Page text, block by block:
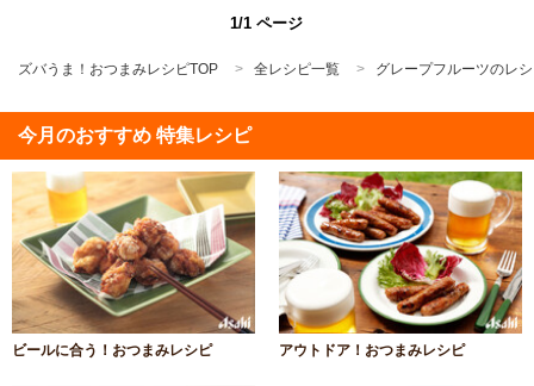
1/1 ページ
ズバうま！おつまみレシピTOP 全レシピ一覧 グレープフルーツのレ
今月のおすすめ 特集レシピ
ビールに合う！おつまみレシピ アウトドア！おつまみレシピ